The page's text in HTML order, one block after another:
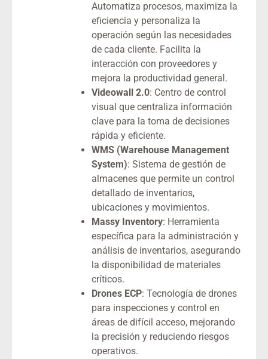
Automatiza procesos, maximiza la
eficiencia y personaliza la
operación según las necesidades
de cada cliente. Facilita la
interacción con proveedores y
mejora la productividad general.
Videowall 2.0: Centro de control
visual que centraliza información
clave para la toma de decisiones
rápida y eficiente.
WMS (Warehouse Management
System): Sistema de gestión de
almacenes que permite un control
detallado de inventarios,
ubicaciones y movimientos.
Massy Inventory: Herramienta
específica para la administración y
análisis de inventarios, asegurando
la disponibilidad de materiales
críticos.
Drones ECP: Tecnología de drones
para inspecciones y control en
áreas de difícil acceso, mejorando
la precisión y reduciendo riesgos
operativos.